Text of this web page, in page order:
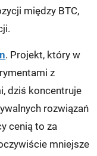
między BTC,
. Projekt, który w
z
dziś koncentruje
rozwiązań
cenią to za
mniejsze